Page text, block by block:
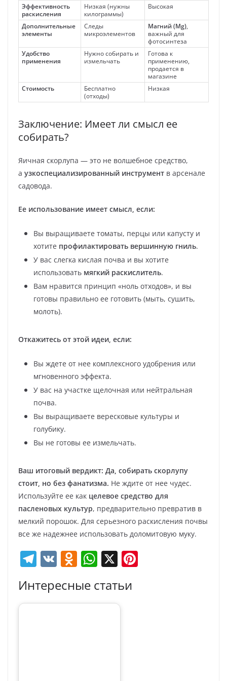
Эффективность
раскисления
Низкая (нужны
килограммы)
Высокая
Дополнительные
элементы
Следы
микроэлементов
Магний (Mg),
важный для
фотосинтеза
Удобство
применения
Нужно собирать и
измельчать
Готова к
применению,
продается в
магазине
Стоимость
Бесплатно
(отходы)
Низкая
Заключение: Имеет ли смысл ее
собирать?
Яичная скорлупа — это не волшебное средство,
а узкоспециализированный инструмент в арсенале
садовода.
Ее использование имеет смысл, если:
Вы выращиваете томаты, перцы или капусту и
хотите профилактировать вершинную гниль.
У вас слегка кислая почва и вы хотите
использовать мягкий раскислитель.
Вам нравится принцип «ноль отходов», и вы
готовы правильно ее готовить (мыть, сушить,
молоть).
Откажитесь от этой идеи, если:
Вы ждете от нее комплексного удобрения или
мгновенного эффекта.
У вас на участке щелочная или нейтральная
почва.
Вы выращиваете вересковые культуры и
голубику.
Вы не готовы ее измельчать.
Ваш итоговый вердикт: Да, собирать скорлупу
стоит, но без фанатизма. Не ждите от нее чудес.
Используйте ее как целевое средство для
пасленовых культур, предварительно превратив в
мелкий порошок. Для серьезного раскисления почвы
все же надежнее использовать доломитовую муку.
T
e
gr
V O
n
o
W
at
s
X
Интересные статьи